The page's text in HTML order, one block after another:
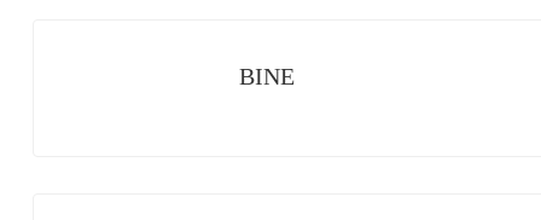
BINE